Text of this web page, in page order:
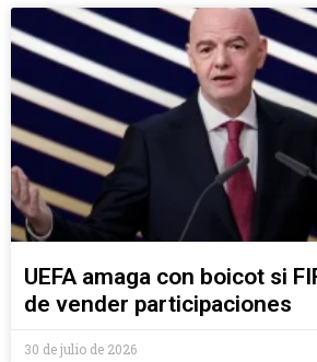
UEFA amaga con boicot si
de vender participaciones
30 de julio de 2026